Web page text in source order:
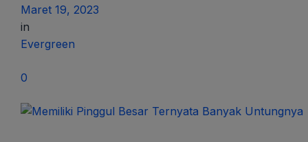
Maret 19, 2023
in
Evergreen
0